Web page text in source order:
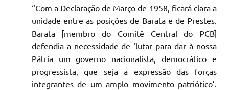
“Com a Declaração de Março de 1958, ficará clara a
unidade entre as posições de Barata e de Prestes.
Barata [membro do Comitê Central do PCB]
defendia a necessidade de ‘lutar para dar à nossa
Pátria um governo nacionalista, democrático e
progressista, que seja a expressão das forças
integrantes de um amplo movimento patriótico’.